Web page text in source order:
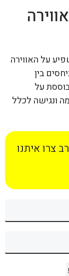
על האווירה
בין
על
ונגישה לכלל
צרו איתנו